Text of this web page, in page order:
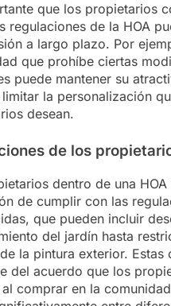
que los propietarios
regulaciones de la HOA
a largo plazo. Por
que prohíbe ciertas
puede mantener su
la personalización
desean.
de los
dentro de una HOA
de cumplir con las
que pueden incluir
del jardín hasta
la pintura exterior. Estas
del acuerdo que los
comprar en la